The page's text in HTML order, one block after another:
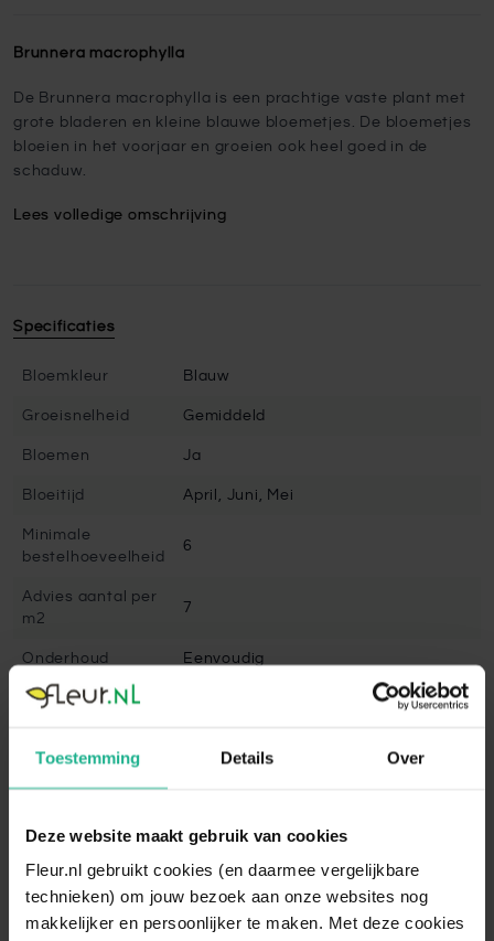
Toestemming Details Over
Deze website maakt gebruik van cookies
Fleur.nl gebruikt cookies (en daarmee vergelijkbare
technieken) om jouw bezoek aan onze websites nog
makkelijker en persoonlijker te maken. Met deze cookies
Brunnera macrophylla
De Brunnera macrophylla is een prachtige vaste plant met
grote bladeren en kleine blauwe bloemetjes. De bloemetjes
bloeien in het voorjaar en groeien ook heel goed in de
schaduw.
Lees volledige omschrijving
Specificaties
Bloemkleur Blauw
Groeisnelheid Gemiddeld
Bloemen Ja
Bloeitijd April, Juni, Mei
Minimale
bestelhoeveelheid
6
Advies aantal per
m2
7
Onderhoud Eenvoudig
Snoeien
Vruchtdragend Nee
Standplaats Halfschaduw, Schaduw